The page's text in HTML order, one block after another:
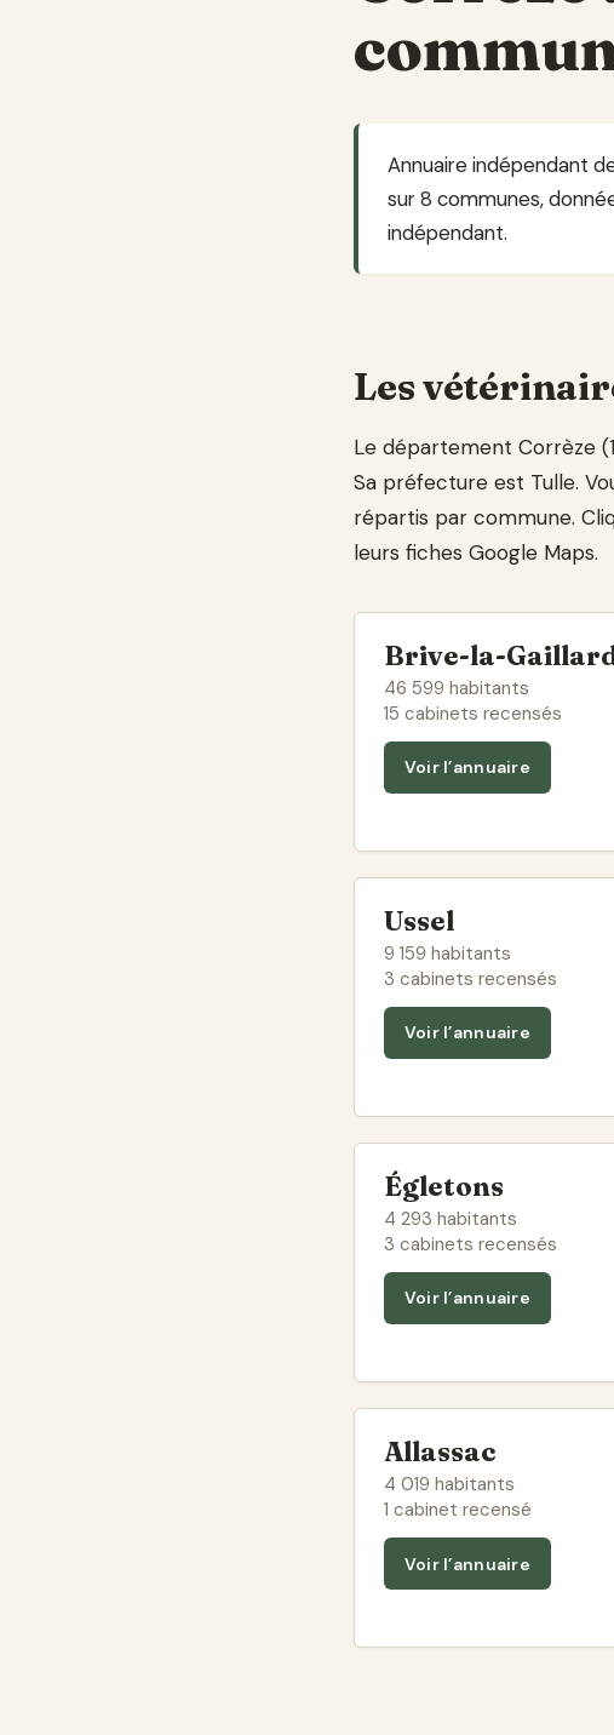
Annuaire indépendant
sur 8 communes,
indépendant.
Les
Le département Corrèze
Sa préfecture est Tulle.
répartis par commune.
leurs fiches Google Maps.
Brive-la-
46 599 habitants
15 cabinets recensés
Voir l’annuaire
Ussel
9 159 habitants
3 cabinets recensés
Voir l’annuaire
Égletons
4 293 habitants
3 cabinets recensés
Voir l’annuaire
Allassac
4 019 habitants
1 cabinet recensé
Voir l’annuaire